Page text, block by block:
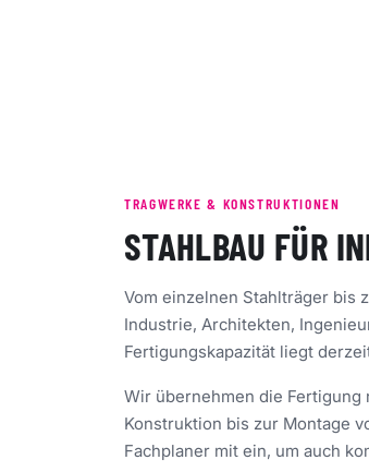
TRAGWERKE & KONSTRUKTIONEN
STAHLBAU FÜR
Vom einzelnen Stahlträger bis
Industrie, Architekten,
Fertigungskapazität liegt
Wir übernehmen die Fertigung
Konstruktion bis zur Montage
Fachplaner mit ein, um auch